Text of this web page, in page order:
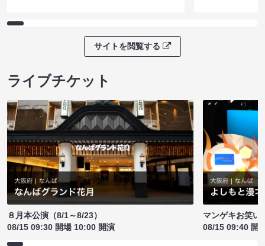
サイトを閲覧する
ライブチケット
８月本公演（8/1～8/23）
08/15 09:30 開場 10:00 開演
マンゲキお笑い
08/15 09:40 開